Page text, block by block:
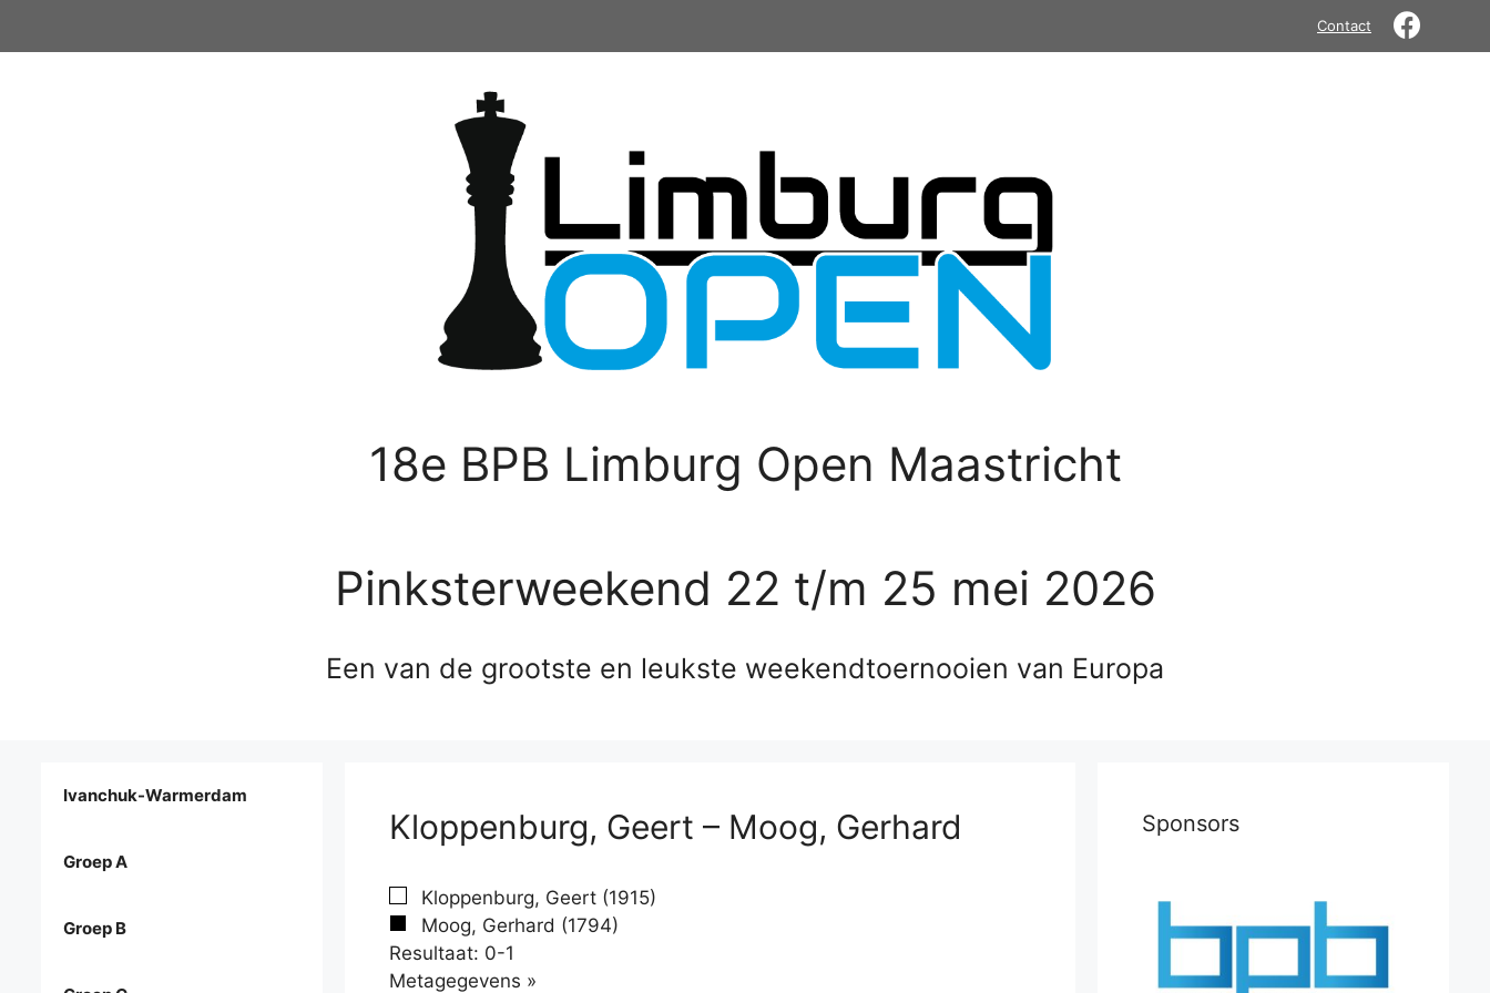
Contact
18e BPB Limburg Open Maastricht
Pinksterweekend 22 t/m 25 mei 2026
Een van de grootste en leukste weekendtoernooien van Europa
Kloppenburg, Geert – Moog, Gerhard
Kloppenburg, Geert (1915)
Moog, Gerhard (1794)
Resultaat: 0-1
Metagegevens »
Ivanchuk-Warmerdam
Groep A
Groep B
Sponsors